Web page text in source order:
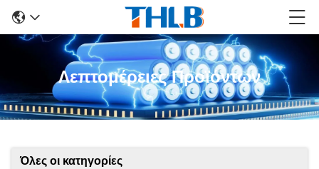
Λεπτομέρειες Προϊόντων
Όλες οι κατηγορίες